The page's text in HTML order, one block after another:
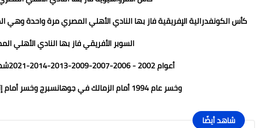
كأس الكونفدرالية الإفريقية فاز بها النادي الأهلي المصري مرة واحدة وهي
السوبر الأفريقي فاز بها النادي الأهلي
أعوام 2002 - 2006-2007-2009-2013-2014-2021شهر مايو -2021 شهر ديسمبر .
وخسر عام 1994 أمام الزمالك في جوهانسبرج وخسر أمام إتحاد الجزائر في آخر نسخة 2023 .
شاهد أيضًا